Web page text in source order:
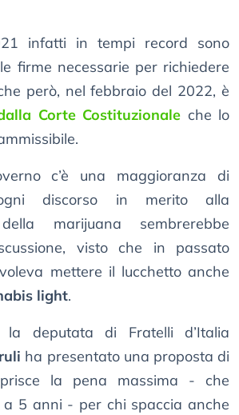
infatti in tempi record sono
firme necessarie per richiedere
però, nel febbraio del 2022, è
Corte Costituzionale che lo
c’è una maggioranza di
discorso in merito alla
marijuana sembrerebbe
visto che in passato
voleva mettere il lucchetto anche
light.
deputata di Fratelli d’Italia
ha presentato una proposta di
la pena massima - che
5 anni - per chi spaccia anche